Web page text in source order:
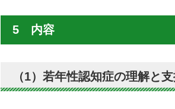
5 内容
（1）若年性認知症の理解と